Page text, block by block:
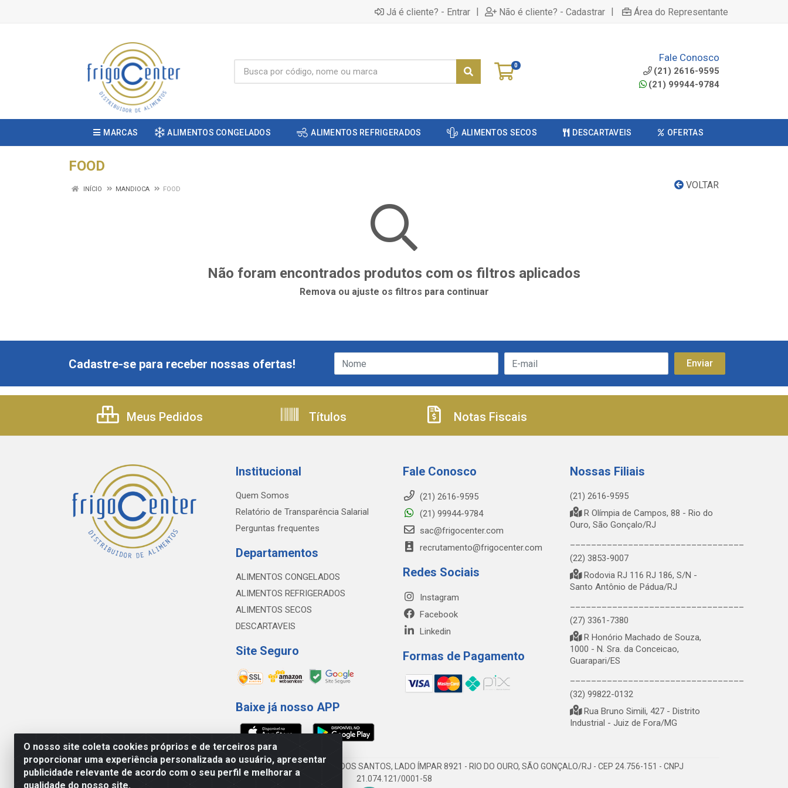
Já é cliente? - Entrar | Não é cliente? - Cadastrar | Área do Representante
0
Fale Conosco
(21) 2616-9595
(21) 99944-9784
MARCAS ALIMENTOS CONGELADOS ALIMENTOS REFRIGERADOS ALIMENTOS SECOS DESCARTAVEIS OFERTAS
FOOD
VOLTAR
INÍCIO MANDIOCA FOOD
Não foram encontrados produtos com os filtros aplicados
Remova ou ajuste os filtros para continuar
O nosso site coleta cookies próprios e de terceiros para
proporcionar uma experiência personalizada ao usuário, apresentar
publicidade relevante de acordo com o seu perfil e melhorar a
qualidade do nosso site.
Cadastre-se para receber nossas ofertas!
Meus Pedidos Títulos Notas Fiscais
Institucional
Quem Somos
Relatório de Transparência Salarial
Perguntas frequentes
Departamentos
ALIMENTOS CONGELADOS
ALIMENTOS REFRIGERADOS
ALIMENTOS SECOS
DESCARTAVEIS
Site Seguro
Baixe já nosso APP
Fale Conosco
(21) 2616-9595
(21) 99944-9784
sac@frigocenter.com
recrutamento@frigocenter.com
Redes Sociais
Instagram
Facebook
Linkedin
Formas de Pagamento
Nossas Filiais
(21) 2616-9595
R Olímpia de Campos, 88 - Rio do
Ouro, São Gonçalo/RJ
(22) 3853-9007
Rodovia RJ 116 RJ 186, S/N -
Santo Antônio de Pádua/RJ
(27) 3361-7380
R Honório Machado de Souza,
1000 - N. Sra. da Conceicao,
Guarapari/ES
(32) 99822-0132
Rua Bruno Simili, 427 - Distrito
Industrial - Juiz de Fora/MG
NOBREDO COMÉRCIO E LOGÍSTICA LTDA - AV DA ABDIAS JOSÉ DOS SANTOS, LADO ÍMPAR 8921 - RIO DO OURO, SÃO GONÇALO/RJ - CEP 24.756-151 - CNPJ
21.074.121/0001-58